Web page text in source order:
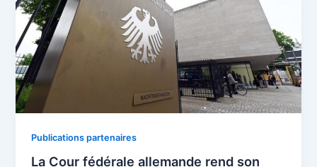
Publications partenaires
La Cour fédérale allemande rend son